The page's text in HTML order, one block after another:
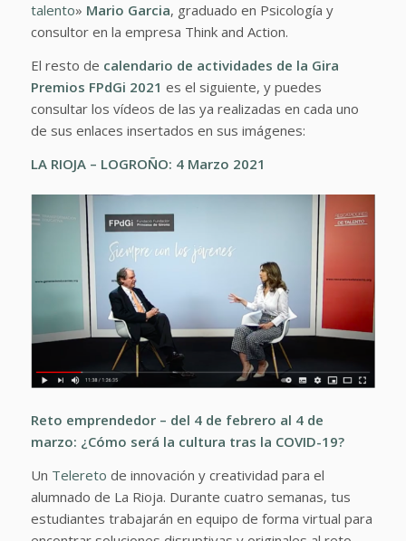
talento» Mario Garcia, graduado en Psicología y
consultor en la empresa Think and Action.
El resto de calendario de actividades de la Gira
Premios FPdGi 2021 es el siguiente, y puedes
consultar los vídeos de las ya realizadas en cada uno
de sus enlaces insertados en sus imágenes:
LA RIOJA – LOGROÑO: 4 Marzo 2021
Reto emprendedor – del 4 de febrero al 4 de
marzo: ¿Cómo será la cultura tras la COVID-19?
Un Telereto de innovación y creatividad para el
alumnado de La Rioja. Durante cuatro semanas, tus
estudiantes trabajarán en equipo de forma virtual para